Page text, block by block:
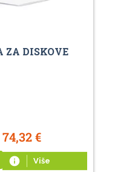
ZA DISKOVE
74,32€
info Više